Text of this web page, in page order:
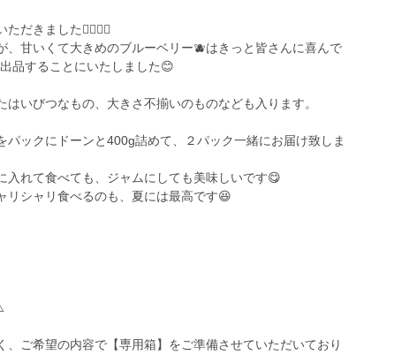
だきました🙇🏻‍♀️✨
、甘いくて大きめのブルーベリー🫐はきっと皆さんに喜んで
品することにいたしました😊
いびつなもの、大きさ不揃いのものなども入ります。
パックにドーンと400g詰めて、２パック一緒にお届け致しま
入れて食べても、ジャムにしても美味しいです😋
リシャリ食べるのも、夏には最高です😆
、ご希望の内容で【専用箱】をご準備させていただいており